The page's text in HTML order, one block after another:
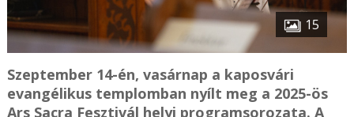
15
Szeptember 14-én, vasárnap a kaposvári
evangélikus templomban nyílt meg a 2025-ös
Ars Sacra Fesztivál helyi programsorozata. A